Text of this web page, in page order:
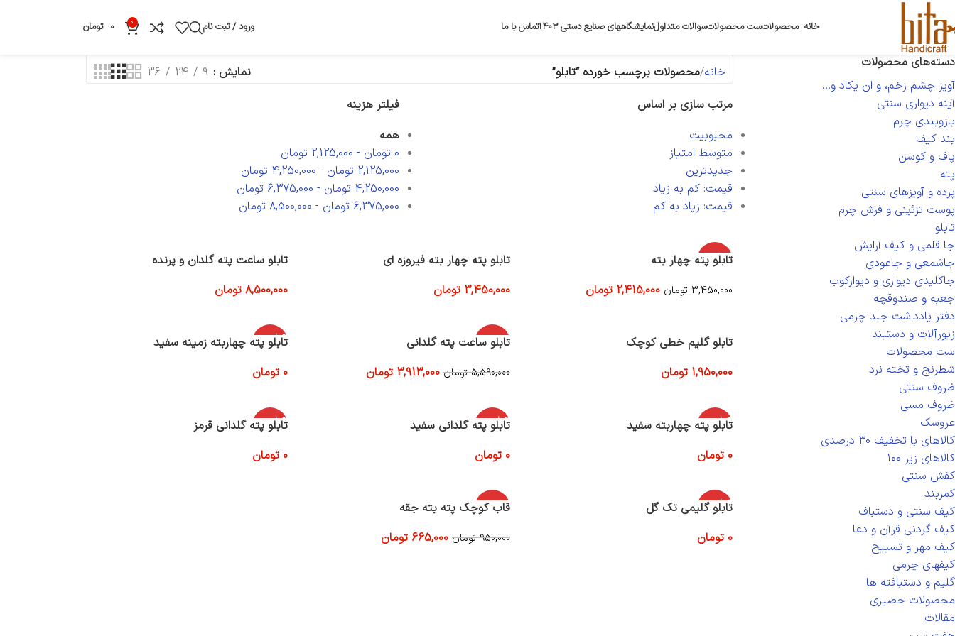
خانه محصولاتست محصولاتسوالات متداولنمایشگاههای صنایع دستی ۱۴۰۳ تماس با ما ورود / ثبت نام 0
0 تومان
دسته‌های محصولات
آویز چشم زخم، و ان یکاد و...
آینه دیواری سنتی
بازوبندی چرم
بند کیف
پاف و کوسن
پته
پرده و آویزهای سنتی
پوست تزئینی و فرش چرم
تابلو
جا قلمی و کیف آرایش
جاشمعی و جاعودی
جاکلیدی دیواری و دیوارکوب
جعبه و صندوقچه
دفتر یادداشت جلد چرمی
زیورآلات و دستبند
ست محصولات
شطرنج و تخته نرد
ظروف سنتی
ظروف مسی
عروسک
کالاهای با تخفیف 30 درصدی
کالاهای زیر ۱۰۰
کفش سنتی
کمربند
کیف سنتی و دستباف
کیف گردنی قرآن و دعا
کیف مهر و تسبیح
کیفهای چرمی
گلیم و دستبافته ها
محصولات حصیری
مقالات
خانه محصولات برچسب خورده “تابلو” نمایش 9
24
36
مرتب سازی بر اساس
محبوبیت
متوسط امتیاز
جدیدترین
قیمت: کم به زیاد
قیمت: زیاد به کم
فیلتر هزینه
همه
0 تومان -
2,125,000 تومان
2,125,000 تومان -
4,250,000 تومان
4,250,000 تومان -
6,375,000 تومان
6,375,000 تومان -
8,500,000 تومان
-30%
تابلو پته چهار بته
3,450,000 تومان 2,415,000 تومان
تابلو پته چهار بته فیروزه ای
3,450,000 تومان
تابلو ساعت پته گلدان و پرنده
8,500,000 تومان
تابلو گلیم خطی کوچک
1,950,000 تومان
-30%
تابلو ساعت پته گلدانی
5,590,000 تومان 3,913,000 تومان
اتمام موج
ودی
تابلو پته چهاربته زمینه سفید
0 تومان
اتمام موج
ودی
تابلو پته چهاربته سفید
0 تومان
اتمام موج
ودی
تابلو پته گلدانی سفید
0 تومان
اتمام موج
ودی
تابلو پته گلدانی قرمز
0 تومان
اتمام موج
ودی
تابلو گلیمی تک گل
0 تومان
-30%
اتمام موج
قاب کوچک پته بته جقه
950,000 تومان 665,000 تومان